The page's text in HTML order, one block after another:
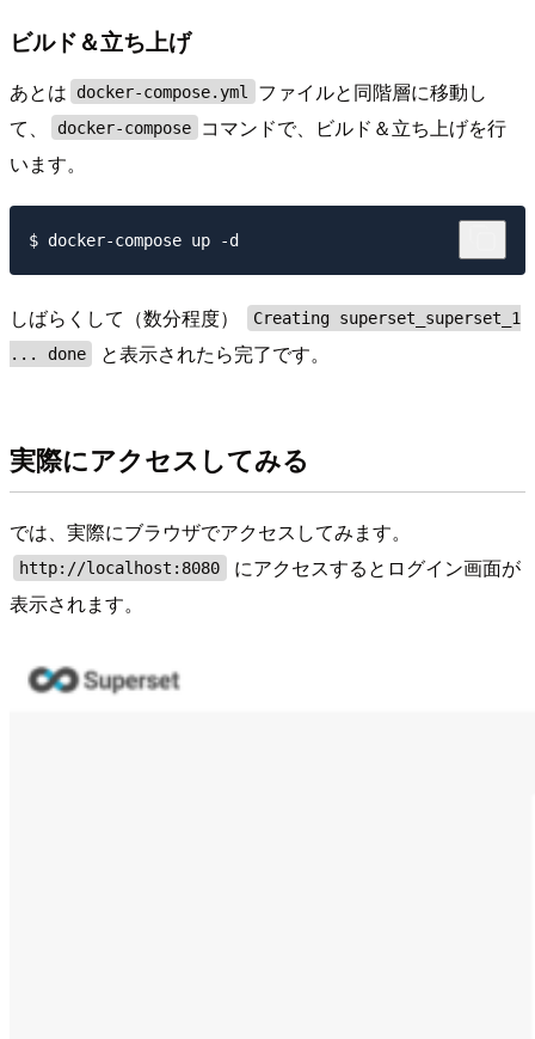
ビルド＆立ち上げ
あとは docker-compose.yml
ファイルと同階層に移動し
て、
docker-compose
コマンドで、ビルド＆立ち上げを行
います。
しばらくして（数分程度）
Creating superset_superset_1
... done
と表示されたら完了です。
実際にアクセスしてみる
では、実際にブラウザでアクセスしてみます。
http://localhost:8080
にアクセスするとログイン画面が
表示されます。